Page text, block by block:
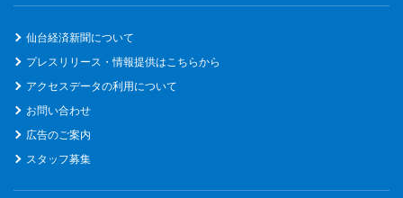
仙台経済新聞について
プレスリリース・情報提供はこちらから
アクセスデータの利用について
お問い合わせ
広告のご案内
スタッフ募集